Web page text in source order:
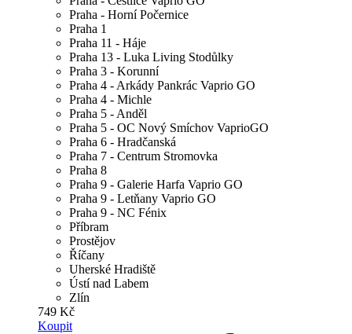
Praha - Horní Počernice
Praha 1
Praha 11 - Háje
Praha 13 - Luka Living Stodůlky
Praha 3 - Korunní
Praha 4 - Arkády Pankrác Vaprio GO
Praha 4 - Michle
Praha 5 - Anděl
Praha 5 - OC Nový Smíchov VaprioGO
Praha 6 - Hradčanská
Praha 7 - Centrum Stromovka
Praha 8
Praha 9 - Galerie Harfa Vaprio GO
Praha 9 - Letňany Vaprio GO
Praha 9 - NC Fénix
Příbram
Prostějov
Říčany
Uherské Hradiště
Ústí nad Labem
Zlín
749 Kč
Koupit